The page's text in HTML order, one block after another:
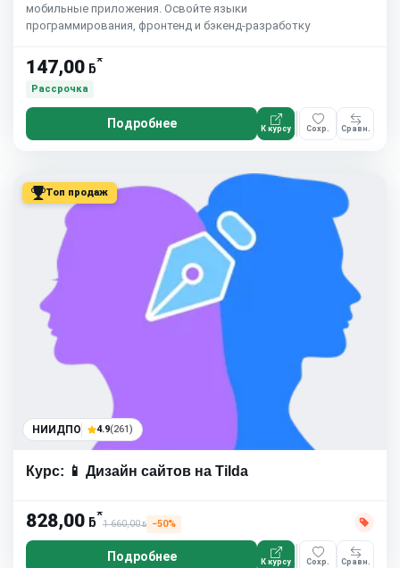
мобильные приложения. Освойте языки
программирования, фронтенд и бэкенд-разработку
147,00 ƃ*
Рассрочка
Подробнее К курсу Сохр. Сравн.
Топ продаж
НИИДПО 4.9(261)
Курс: 📱 Дизайн сайтов на Tilda
828,00 ƃ*
1 660,00ƃ −50%
Подробнее К курсу Сохр. Сравн.